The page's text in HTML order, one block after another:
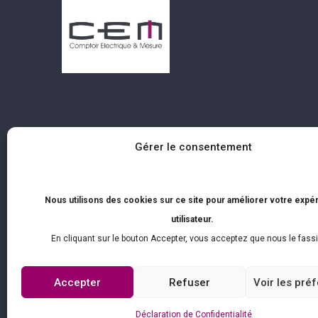
Gérer le consentement
Nous utilisons des cookies sur ce site pour améliorer votre
utilisateur.
En cliquant sur le bouton Accepter, vous acceptez que nous le
Accepter Refuser Voir les
Déclaration de Confidentialité
A propos
Nos Produits
Contact
7,